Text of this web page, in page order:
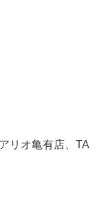
リオ亀有店、TA